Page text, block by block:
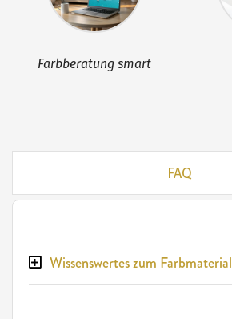
Lookbook
FAQ
Wissenswertes zum Farbmaterial